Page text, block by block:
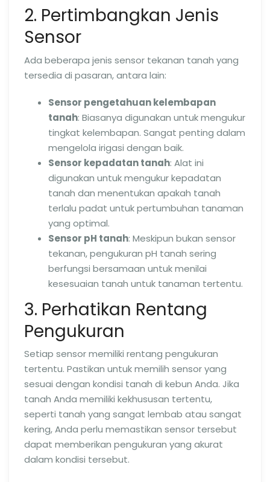
2. Pertimbangkan Jenis
Sensor
Ada beberapa jenis sensor tekanan tanah yang
tersedia di pasaran, antara lain:
Sensor pengetahuan kelembapan
tanah: Biasanya digunakan untuk mengukur
tingkat kelembapan. Sangat penting dalam
mengelola irigasi dengan baik.
Sensor kepadatan tanah: Alat ini
digunakan untuk mengukur kepadatan
tanah dan menentukan apakah tanah
terlalu padat untuk pertumbuhan tanaman
yang optimal.
Sensor pH tanah: Meskipun bukan sensor
tekanan, pengukuran pH tanah sering
berfungsi bersamaan untuk menilai
kesesuaian tanah untuk tanaman tertentu.
3. Perhatikan Rentang
Pengukuran
Setiap sensor memiliki rentang pengukuran
tertentu. Pastikan untuk memilih sensor yang
sesuai dengan kondisi tanah di kebun Anda. Jika
tanah Anda memiliki kekhususan tertentu,
seperti tanah yang sangat lembab atau sangat
kering, Anda perlu memastikan sensor tersebut
dapat memberikan pengukuran yang akurat
dalam kondisi tersebut.